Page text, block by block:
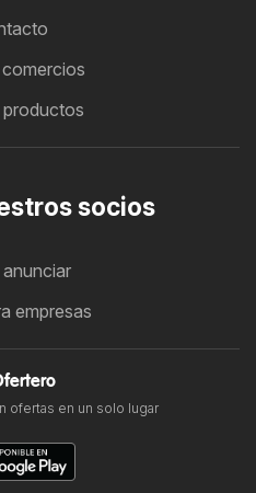
productos
socios
empresas
ofertas en un solo lugar